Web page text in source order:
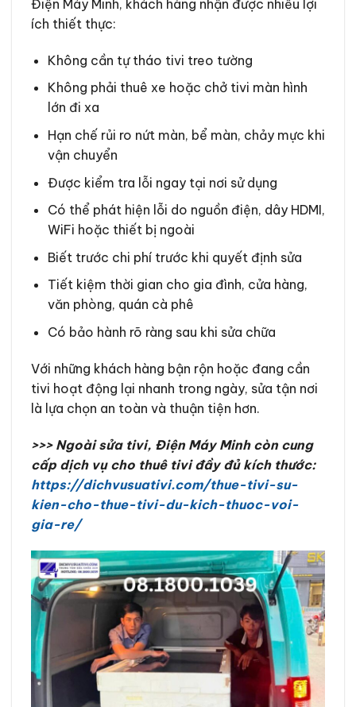
Điện Máy Minh, khách hàng nhận được nhiều lợi
ích thiết thực:
Không cần tự tháo tivi treo tường
Không phải thuê xe hoặc chở tivi màn hình
lớn đi xa
Hạn chế rủi ro nứt màn, bể màn, chảy mực khi
vận chuyển
Được kiểm tra lỗi ngay tại nơi sử dụng
Có thể phát hiện lỗi do nguồn điện, dây HDMI,
WiFi hoặc thiết bị ngoài
Biết trước chi phí trước khi quyết định sửa
Tiết kiệm thời gian cho gia đình, cửa hàng,
văn phòng, quán cà phê
Có bảo hành rõ ràng sau khi sửa chữa
Với những khách hàng bận rộn hoặc đang cần
tivi hoạt động lại nhanh trong ngày, sửa tận nơi
là lựa chọn an toàn và thuận tiện hơn.
>>> Ngoài sửa tivi, Điện Máy Minh còn cung
cấp dịch vụ cho thuê tivi đầy đủ kích thước:
https://dichvusuativi.com/thue-tivi-su-
kien-cho-thue-tivi-du-kich-thuoc-voi-
gia-re/